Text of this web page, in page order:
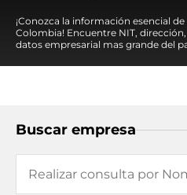
¡Conozca la información esencial
Colombia! Encuentre NIT,
datos empresarial mas grande del
Buscar empresa